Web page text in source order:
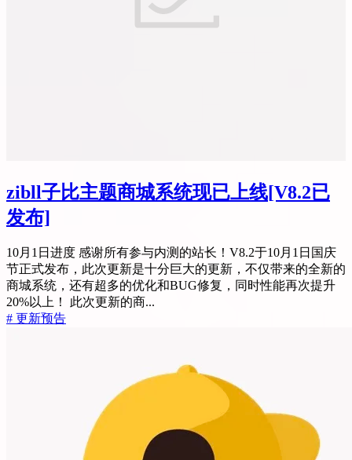
zibll子比主题商城系统现已上线[V8.2已
发布]
10月1日进度 感谢所有参与内测的站长！V8.2于10月1日国庆
节正式发布，此次更新是十分巨大的更新，不仅带来的全新的
商城系统，还有超多的优化和BUG修复，同时性能再次提升
20%以上！ 此次更新的商...
# 更新预告